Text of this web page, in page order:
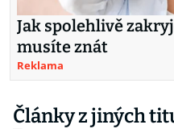
Jak spolehlivě
musíte znát
Reklama
Články z jiných